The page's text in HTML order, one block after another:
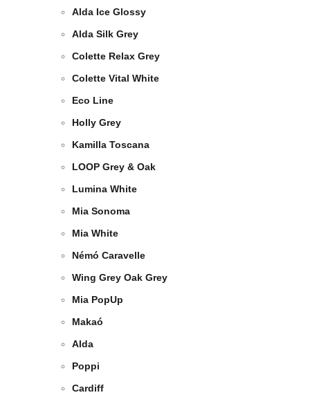
Alda Ice Glossy
Alda Silk Grey
Colette Relax Grey
Colette Vital White
Eco Line
Holly Grey
Kamilla Toscana
LOOP Grey & Oak
Lumina White
Mia Sonoma
Mia White
Némó Caravelle
Wing Grey Oak Grey
Mia PopUp
Makaó
Alda
Poppi
Cardiff